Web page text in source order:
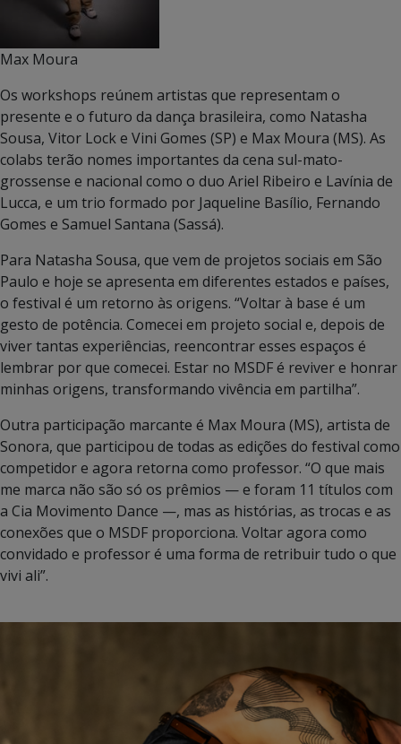
Max Moura
Os workshops reúnem artistas que representam o
presente e o futuro da dança brasileira, como Natasha
Sousa, Vitor Lock e Vini Gomes (SP) e Max Moura (MS). As
colabs terão nomes importantes da cena sul-mato-
grossense e nacional como o duo Ariel Ribeiro e Lavínia de
Lucca, e um trio formado por Jaqueline Basílio, Fernando
Gomes e Samuel Santana (Sassá).
Para Natasha Sousa, que vem de projetos sociais em São
Paulo e hoje se apresenta em diferentes estados e países,
o festival é um retorno às origens. “Voltar à base é um
gesto de potência. Comecei em projeto social e, depois de
viver tantas experiências, reencontrar esses espaços é
lembrar por que comecei. Estar no MSDF é reviver e honrar
minhas origens, transformando vivência em partilha”.
Outra participação marcante é Max Moura (MS), artista de
Sonora, que participou de todas as edições do festival como
competidor e agora retorna como professor. “O que mais
me marca não são só os prêmios — e foram 11 títulos com
a Cia Movimento Dance —, mas as histórias, as trocas e as
conexões que o MSDF proporciona. Voltar agora como
convidado e professor é uma forma de retribuir tudo o que
vivi ali”.